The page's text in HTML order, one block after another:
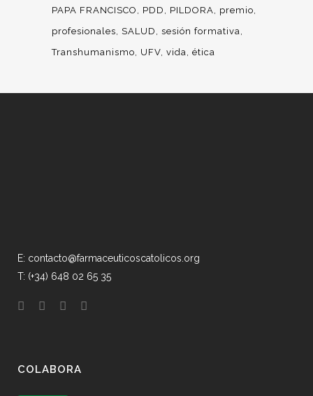
PAPA FRANCISCO
PDD PILDORA
premio
profesionales
SALUD
sesión formativa
Transhumanismo
UFV vida ética
E: contacto@farmaceuticoscatolicos.org
T: (+34) 648 02 65 35
COLABORA